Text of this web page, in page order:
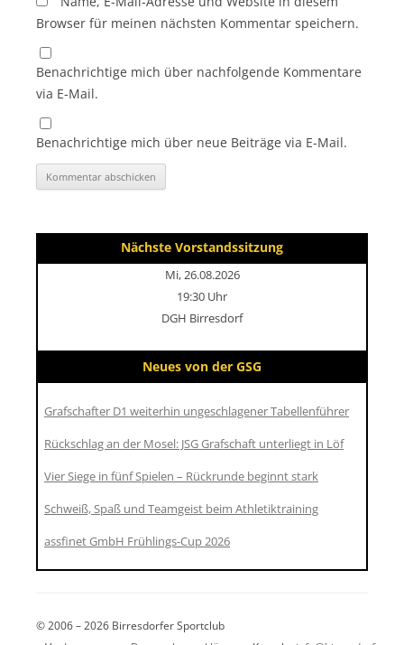
Browser für meinen nächsten Kommentar speichern.
Benachrichtige mich über nachfolgende Kommentare
via E-Mail.
Benachrichtige mich über neue Beiträge via E-Mail.
Nächste Vorstandssitzung
Mi, 26.08.2026
19:30 Uhr
DGH Birresdorf
Neues von der GSG
Grafschafter D1 weiterhin ungeschlagener Tabellenführer
Rückschlag an der Mosel: JSG Grafschaft unterliegt in Löf
Vier Siege in fünf Spielen – Rückrunde beginnt stark
Schweiß, Spaß und Teamgeist beim Athletiktraining
assfinet GmbH Frühlings-Cup 2026
© 2006 – 2026 Birresdorfer Sportclub